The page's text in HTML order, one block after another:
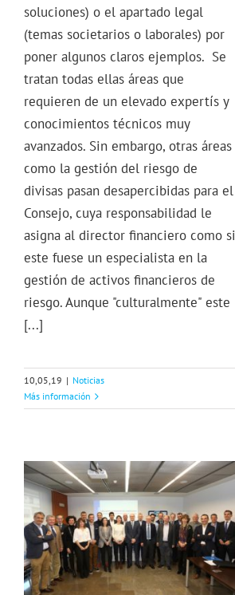
soluciones) o el apartado legal
(temas societarios o laborales) por
poner algunos claros ejemplos. Se
tratan todas ellas áreas que
requieren de un elevado expertís y
conocimientos técnicos muy
avanzados. Sin embargo, otras áreas
como la gestión del riesgo de
divisas pasan desapercibidas para el
Consejo, cuya responsabilidad le
asigna al director financiero como si
este fuese un especialista en la
gestión de activos financieros de
riesgo. Aunque "culturalmente" este
[...]
10,05,19 | Noticias
Más información